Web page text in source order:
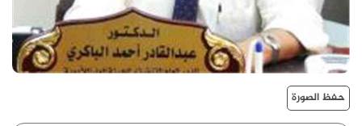
حفظ الصورة